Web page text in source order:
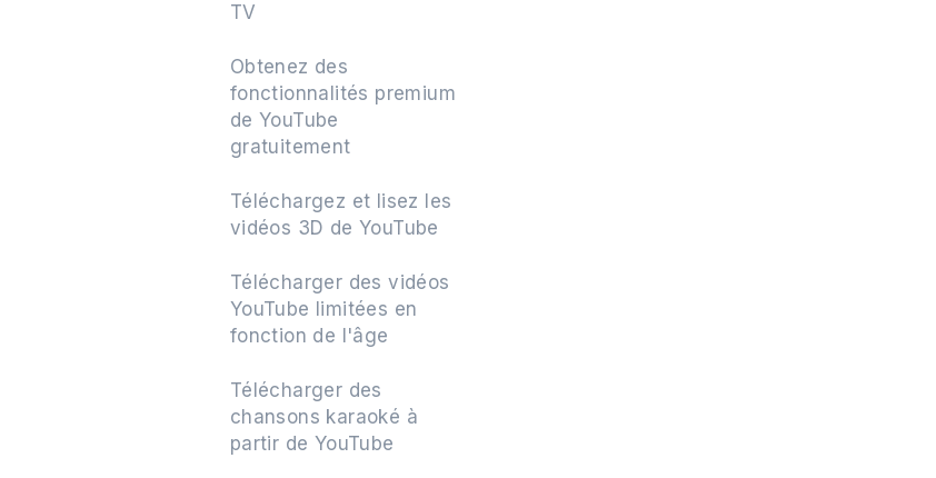
TV
Obtenez des
fonctionnalités premium
de YouTube
gratuitement
Téléchargez et lisez les
vidéos 3D de YouTube
Télécharger des vidéos
YouTube limitées en
fonction de l'âge
Télécharger des
chansons karaoké à
partir de YouTube